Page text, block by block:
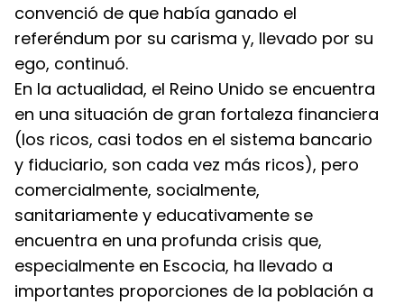
convenció de que había ganado el
referéndum por su carisma y, llevado por su
ego, continuó.
En la actualidad, el Reino Unido se encuentra
en una situación de gran fortaleza financiera
(los ricos, casi todos en el sistema bancario
y fiduciario, son cada vez más ricos), pero
comercialmente, socialmente,
sanitariamente y educativamente se
encuentra en una profunda crisis que,
especialmente en Escocia, ha llevado a
importantes proporciones de la población a